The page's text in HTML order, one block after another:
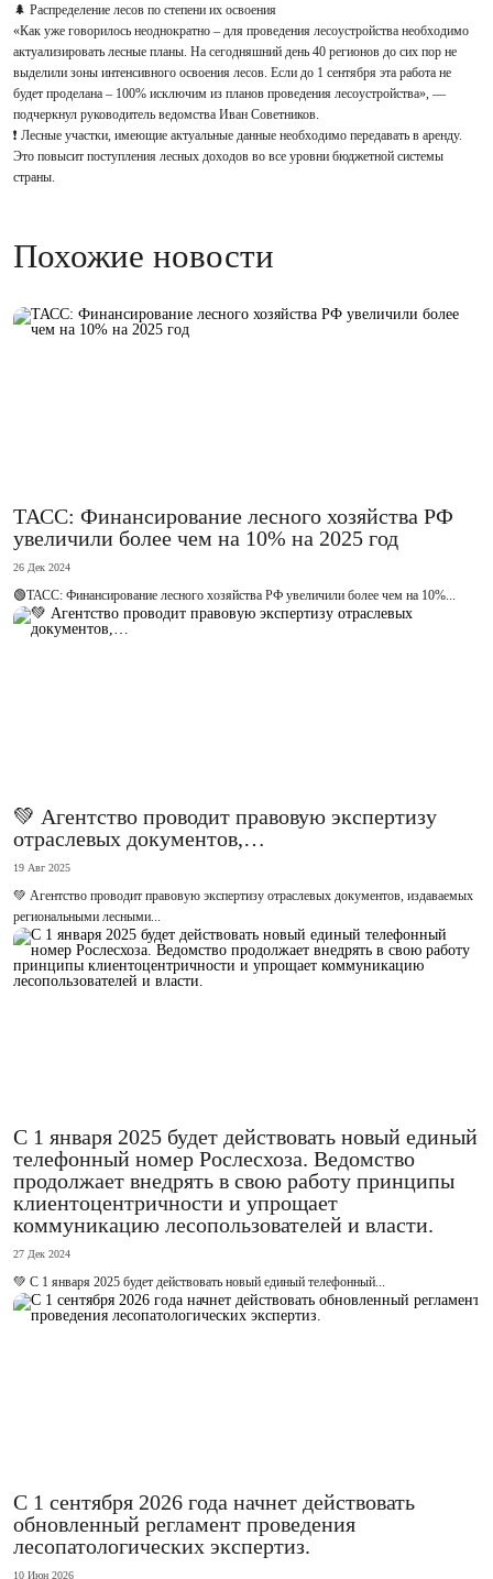
🌲 Распределение лесов по степени их освоения
«Как уже говорилось неоднократно – для проведения лесоустройства необходимо
актуализировать лесные планы. На сегодняшний день 40 регионов до сих пор не
выделили зоны интенсивного освоения лесов. Если до 1 сентября эта работа не
будет проделана – 100% исключим из планов проведения лесоустройства», —
подчеркнул руководитель ведомства Иван Советников.
❗️ Лесные участки, имеющие актуальные данные необходимо передавать в аренду.
Это повысит поступления лесных доходов во все уровни бюджетной системы
страны.
Похожие новости
ТАСС: Финансирование лесного хозяйства РФ
увеличили более чем на 10% на 2025 год
26 Дек 2024
🟢ТАСС: Финансирование лесного хозяйства РФ увеличили более чем на 10%...
💚 Агентство проводит правовую экспертизу
отраслевых документов,…
19 Авг 2025
💚 Агентство проводит правовую экспертизу отраслевых документов, издаваемых
региональными лесными...
С 1 января 2025 будет действовать новый единый
телефонный номер Рослесхоза. Ведомство
продолжает внедрять в свою работу принципы
клиентоцентричности и упрощает
коммуникацию лесопользователей и власти.
27 Дек 2024
💚 С 1 января 2025 будет действовать новый единый телефонный...
С 1 сентября 2026 года начнет действовать
обновленный регламент проведения
лесопатологических экспертиз.
10 Июн 2026